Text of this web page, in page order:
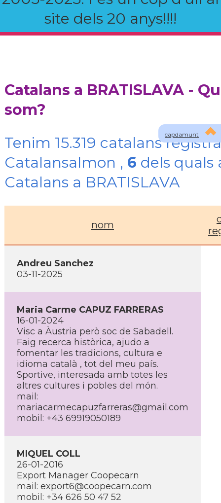
site dels 20 anys!!!!
capdamunt
Catalans a BRATISLAVA -
som?
Tenim 15.319 catalans
Catalansalmon , 6 dels quals
Catalans a BRATISLAVA
nom
Andreu Sanchez
03-11-2025
Maria Carme CAPUZ FARRERAS
16-01-2024
Visc a Àustria però soc de Sabadell.
Faig recerca històrica, ajudo a
fomentar les tradicions, cultura e
idioma català , tot del meu paí­s.
Sportive, interesada amb totes les
altres cultures i pobles del món.
mail:
mariacarmecapuzfarreras@gmail.com
mobil: +43 69919050189
MIQUEL COLL
26-01-2016
Export Manager Coopecarn
mail: export6@coopecarn.com
mobil: +34 626 50 47 52